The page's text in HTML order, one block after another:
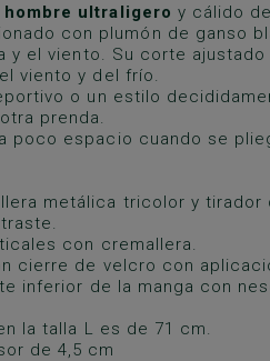
ultraligero y cálido
con plumón de ganso
y el viento. Su corte
viento y del frío.
o un estilo
prenda.
poco espacio cuando se
metálica tricolor y tirador
con cremallera.
cierre de velcro con
inferior de la manga con
la talla L es de 71 cm.
de 4,5 cm